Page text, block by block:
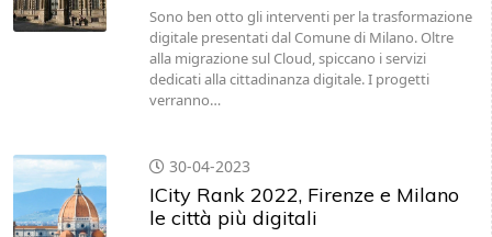
Sono ben otto gli interventi per la trasformazione
digitale presentati dal Comune di Milano. Oltre
alla migrazione sul Cloud, spiccano i servizi
dedicati alla cittadinanza digitale. I progetti
verranno…
30-04-2023
ICity Rank 2022, Firenze e Milano
le città più digitali